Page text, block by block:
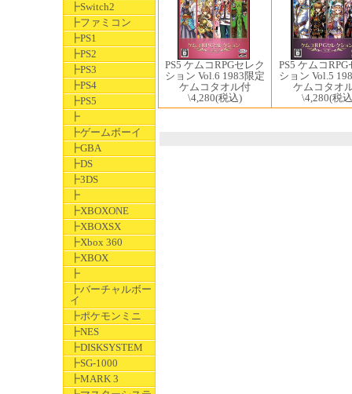
┣Switch2
┣ファミコン
┣PS1
┣PS2
┣PS3
┣PS4
┣PS5
┣
┣ゲームボーイ
┣GBA
┣DS
┣3DS
┣
┣XBOXONE
┣XBOXSX
┣Xbox 360
┣XBOX
┣
┣バーチャルボー
イ
┣ポケモンミニ
┣NES
┣DISKSYSTEM
┣SG-1000
┣MARK 3
PS5 ケムコRPGセレク
ション Vol.6 1983限定
ケムコタオル付
\4,280(税込)
PS5 ケムコRPG
ション Vol.5
ケムコタオ
\4,280(税